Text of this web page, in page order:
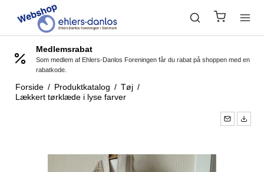
Medlemsrabat
Som medlem af Ehlers-Danlos Foreningen får du rabat på shoppen med en
rabatkode.
Forside / Produktkatalog / Tøj /
Lækkert tørklæde i lyse farver